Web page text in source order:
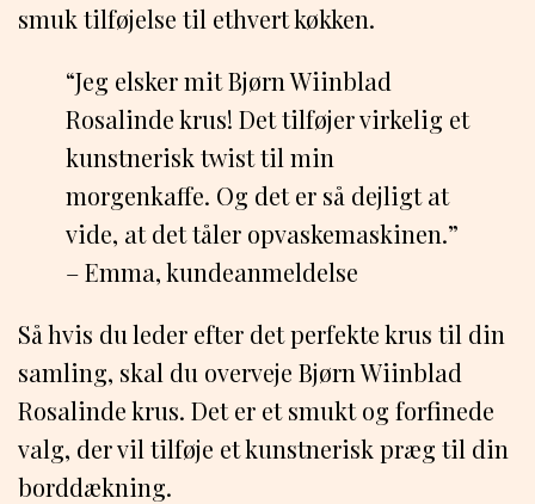
smuk tilføjelse til ethvert køkken.
“Jeg elsker mit Bjørn Wiinblad
Rosalinde krus! Det tilføjer virkelig et
kunstnerisk twist til min
morgenkaffe. Og det er så dejligt at
vide, at det tåler opvaskemaskinen.”
– Emma, kundeanmeldelse
Så hvis du leder efter det perfekte krus til din
samling, skal du overveje Bjørn Wiinblad
Rosalinde krus. Det er et smukt og forfinede
valg, der vil tilføje et kunstnerisk præg til din
borddækning.